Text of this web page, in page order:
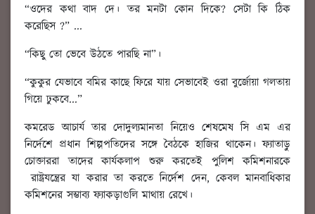
“ওদের কথা বাদ দে। তর মনটা কোন দিকে? সেটা কি ঠিক
করেছিস ?” ...
“কিছু তো ভেবে উঠতে পারছি না”।
“কুকুর যেভাবে বমির কাছে ফিরে যায় সেভাবেই ওরা বুর্জোয়া গলতায়
গিয়ে ঢুকবে...”
কমরেড আচার্য তার দোদুল্যমানতা নিয়েও শেষমেষ সি এম এর
নির্দেশে প্রধান শিল্পপতিদের সঙ্গে বৈঠকে হাজির থাকেন। ফ্যাতাড়ু
চোক্তাররা তাদের কার্যকলাপ শুরু করতেই পুলিশ কমিশনারকে
রাষ্ট্রযন্ত্রের যা করার তা করতে নির্দেশ দেন, কেবল মানবাধিকার
কমিশনের সম্ভাব্য ফ্যাকড়াগুলি মাথায় রেখে।